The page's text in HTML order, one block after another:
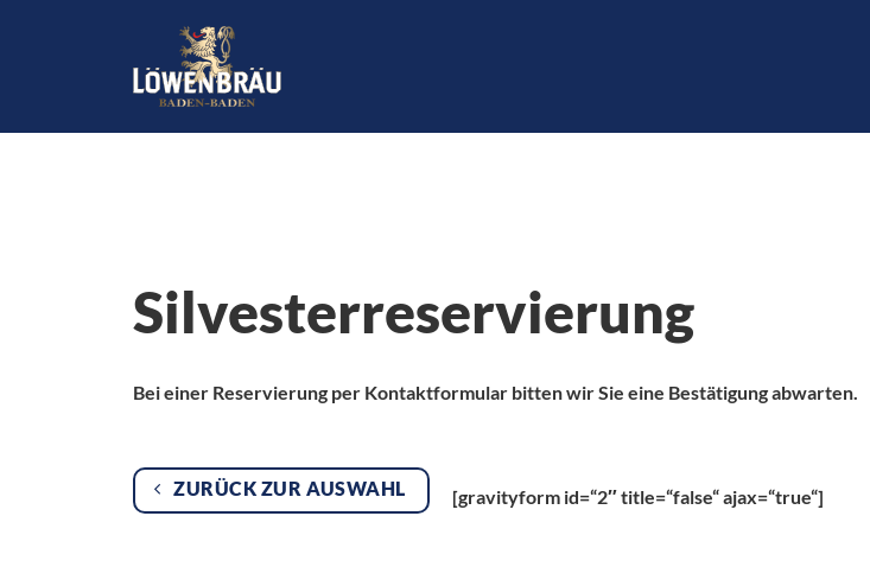
Silvesterreservierung
Bei einer Reservierung per Kontaktformular bitten wir Sie eine Bestätigung abwarten.
ZURÜCK ZUR AUSWAHL [gravityform id=“2″ title=“false“ ajax=“true“]